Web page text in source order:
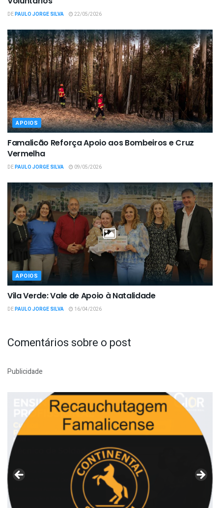
DEPAULO JORGE SILVA 22/05/2026
APOIOS
Famalicão Reforça Apoio aos Bombeiros e Cruz
Vermelha
DEPAULO JORGE SILVA 09/05/2026
APOIOS
Vila Verde: Vale de Apoio à Natalidade
DEPAULO JORGE SILVA 16/04/2026
Comentários sobre o post
Publicidade